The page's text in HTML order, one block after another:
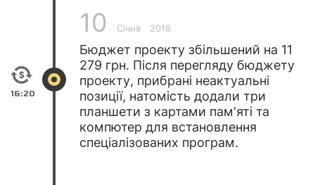
16:20
10 Січня 2018
Бюджет проекту збільшений на 11
279 грн. Після перегляду бюджету
проекту, прибрані неактуальні
позиції, натомість додали три
планшети з картами пам'яті та
компютер для встановлення
спеціалізованих програм.